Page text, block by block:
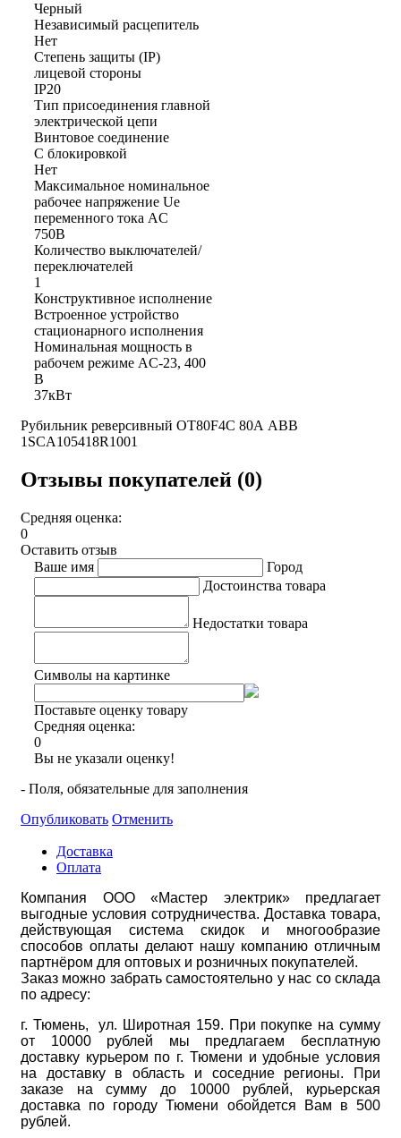
Черный
Независимый расцепитель
Нет
Степень защиты (IP)
лицевой стороны
IP20
Тип присоединения главной
электрической цепи
Винтовое соединение
С блокировкой
Нет
Максимальное номинальное
рабочее напряжение Ue
переменного тока AC
750В
Количество выключателей/
переключателей
1
Конструктивное исполнение
Встроенное устройство
стационарного исполнения
Номинальная мощность в
рабочем режиме AC-23, 400
В
37кВт
Рубильник реверсивный OT80F4C 80А ABB
1SCA105418R1001
Отзывы покупателей (0)
Средняя оценка:
0
Оставить отзыв
Ваше имя
Город
Достоинства товара
Недостатки товара
Символы на картинке
Поставьте оценку товару
Средняя оценка:
0
Вы не указали оценку!
- Поля, обязательные для заполнения
Опубликовать Отменить
Доставка
Оплата
Компания ООО «Мастер электрик» предлагает
выгодные условия сотрудничества. Доставка товара,
действующая система скидок и многообразие
способов оплаты делают нашу компанию отличным
партнёром для оптовых и розничных покупателей.
Заказ можно забрать самостоятельно у нас со склада
по адресу:
г. Тюмень, ул. Широтная 159. При покупке на сумму
от 10000 рублей мы предлагаем бесплатную
доставку курьером по г. Тюмени и удобные условия
на доставку в область и соседние регионы. При
заказе на сумму до 10000 рублей, курьерская
доставка по городу Тюмени обойдется Вам в 500
рублей.